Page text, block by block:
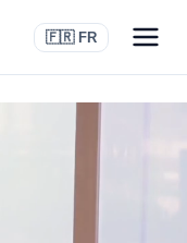
🇫🇷 FR